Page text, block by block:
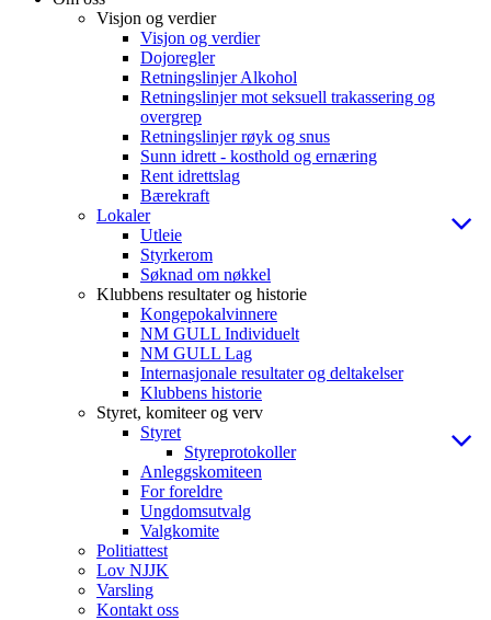
Visjon og verdier
Visjon og verdier
Dojoregler
Retningslinjer Alkohol
Retningslinjer mot seksuell trakassering og
overgrep
Retningslinjer røyk og snus
Sunn idrett - kosthold og ernæring
Rent idrettslag
Bærekraft
Lokaler
Utleie
Styrkerom
Søknad om nøkkel
Klubbens resultater og historie
Kongepokalvinnere
NM GULL Individuelt
NM GULL Lag
Internasjonale resultater og deltakelser
Klubbens historie
Styret, komiteer og verv
Styret
Styreprotokoller
Anleggskomiteen
For foreldre
Ungdomsutvalg
Valgkomite
Politiattest
Lov NJJK
Varsling
Kontakt oss